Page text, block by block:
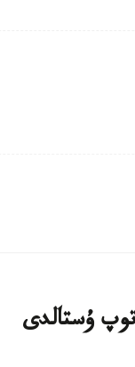
توپ ۇستالدى